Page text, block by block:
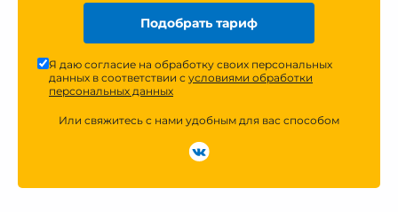
Подобрать тариф
Я даю согласие на обработку своих персональных
данных в соответствии с условиями обработки
персональных данных
Или свяжитесь с нами удобным для вас способом